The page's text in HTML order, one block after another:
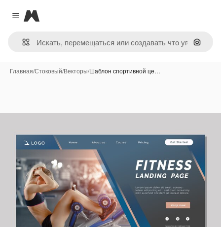
Close menu
Magnific
Поиск
Главная/Стоковый/Векторы/Шаблон спортивной це…